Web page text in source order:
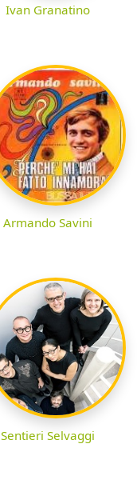
Ivan Granatino
Armando Savini
Sentieri Selvaggi